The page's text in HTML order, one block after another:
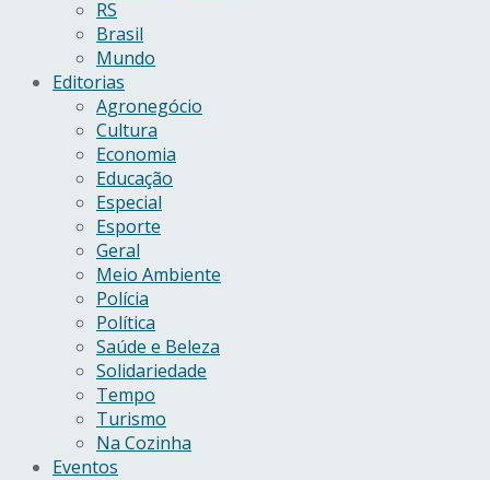
RS
Brasil
Mundo
Editorias
Agronegócio
Cultura
Economia
Educação
Especial
Esporte
Geral
Meio Ambiente
Polícia
Política
Saúde e Beleza
Solidariedade
Tempo
Turismo
Na Cozinha
Eventos